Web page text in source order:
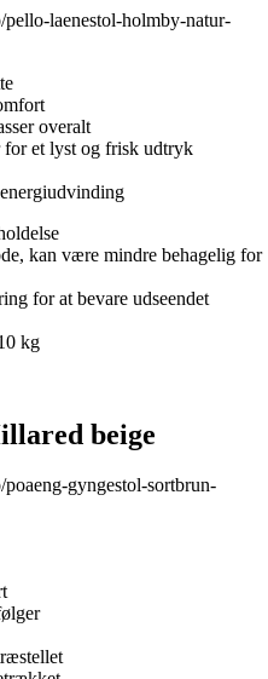
laenestol-holmby-natur-
overalt
for et lyst og frisk udtryk
kan være mindre behagelig for
for at bevare udseendet
kg
beige
gyngestol-sortbrun-